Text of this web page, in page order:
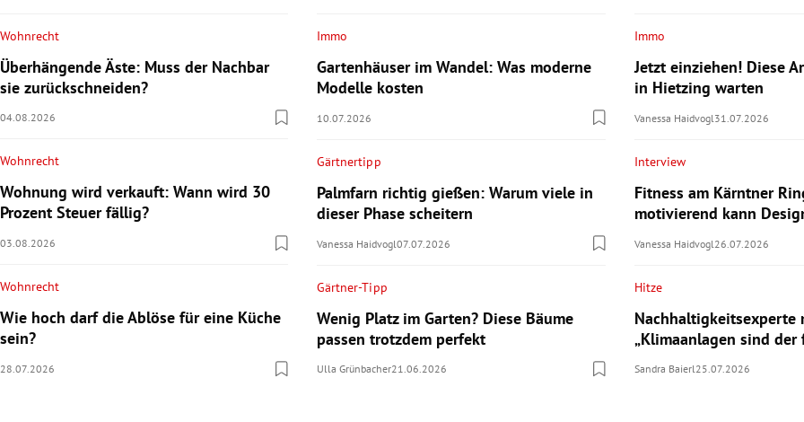
Wohnrecht
Überhängende Äste: Muss der Nachbar
sie zurückschneiden?
04.08.2026
Wohnrecht
Wohnung wird verkauft: Wann wird 30
Prozent Steuer fällig?
03.08.2026
Wohnrecht
Wie hoch darf die Ablöse für eine Küche
sein?
28.07.2026
Immo
Gartenhäuser im Wandel: Was moderne
Modelle kosten
10.07.2026
Gärtnertipp
Palmfarn richtig gießen: Warum viele in
dieser Phase scheitern
Vanessa Haidvogl07.07.2026
Gärtner-Tipp
Wenig Platz im Garten? Diese Bäume
passen trotzdem perfekt
Ulla Grünbacher21.06.2026
Immo
Jetzt einziehen! Diese
in Hietzing warten
Vanessa Haidvogl 31.07.2026
Interview
Fitness am Kärntner
motivierend kann
Vanessa Haidvogl 26.07.2026
Hitze
Nachhaltigkeitsexperte
„Klimaanlagen sind der
Sandra Baierl25.07.2026